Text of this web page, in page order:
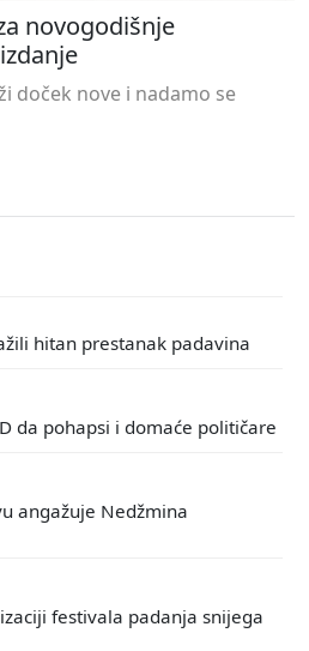
novogodišnje
doček nove i nadamo se
hitan prestanak padavina
da pohapsi i domaće političare
angažuje Nedžmina
festivala padanja snijega